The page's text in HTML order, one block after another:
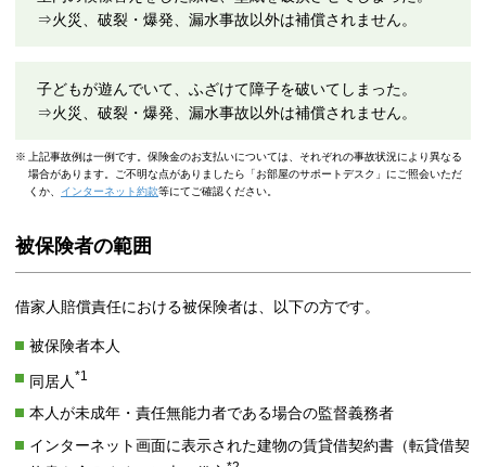
⇒火災、破裂・爆発、漏水事故以外は補償されません。
子どもが遊んでいて、ふざけて障子を破いてしまった。
⇒火災、破裂・爆発、漏水事故以外は補償されません。
※
上記事故例は一例です。保険金のお支払いについては、それぞれの事故状況により異なる
場合があります。ご不明な点がありましたら「お部屋のサポートデスク」にご照会いただ
くか、 インターネット約款等にてご確認ください。
被保険者の範囲
借家人賠償責任における被保険者は、以下の方です。
被保険者本人
同居⼈ *1
本人が未成年・責任無能力者である場合の監督義務者
インターネット画面に表示された建物の賃貸借契約書（転貸借契